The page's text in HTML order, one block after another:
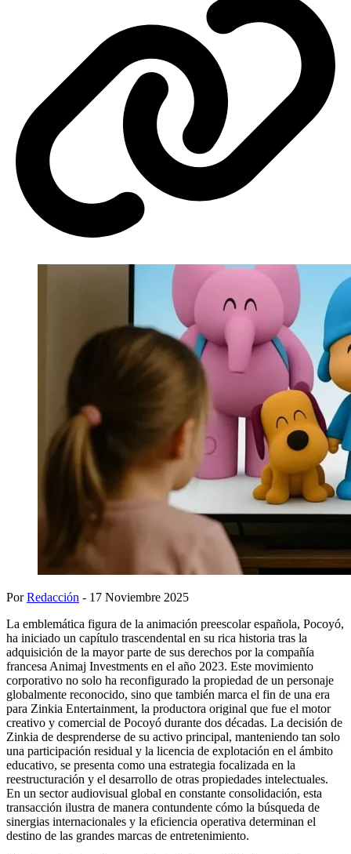
PorRedacción - 17 Noviembre 2025
La emblemática figura de la animación preescolar española, Pocoyó,
ha iniciado un capítulo trascendental en su rica historia tras la
adquisición de la mayor parte de sus derechos por la compañía
francesa Animaj Investments en el año 2023. Este movimiento
corporativo no solo ha reconfigurado la propiedad de un personaje
globalmente reconocido, sino que también marca el fin de una era
para Zinkia Entertainment, la productora original que fue el motor
creativo y comercial de Pocoyó durante dos décadas. La decisión de
Zinkia de desprenderse de su activo principal, manteniendo tan solo
una participación residual y la licencia de explotación en el ámbito
educativo, se presenta como una estrategia focalizada en la
reestructuración y el desarrollo de otras propiedades intelectuales.
En un sector audiovisual global en constante consolidación, esta
transacción ilustra de manera contundente cómo la búsqueda de
sinergias internacionales y la eficiencia operativa determinan el
destino de las grandes marcas de entretenimiento.